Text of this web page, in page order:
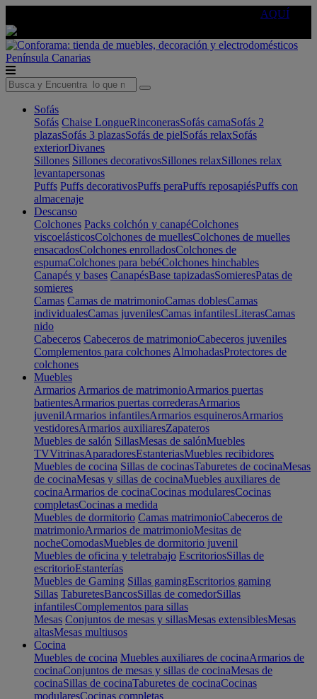
AQUÍ
Península Canarias
Sofás
Sofás Chaise LongueRinconerasSofás camaSofás 2
plazasSofás 3 plazasSofás de pielSofás relaxSofás
exteriorDivanes
Sillones Sillones decorativosSillones relaxSillones relax
levantapersonas
Puffs Puffs decorativosPuffs peraPuffs reposapiésPuffs con
almacenaje
Descanso
Colchones Packs colchón y canapéColchones
viscoelásticosColchones de muellesColchones de muelles
ensacadosColchones enrolladosColchones de
espumaColchones para bebéColchones hinchables
Canapés y bases CanapésBase tapizadasSomieresPatas de
somieres
Camas Camas de matrimonioCamas doblesCamas
individualesCamas juvenilesCamas infantilesLiterasCamas
nido
Cabeceros Cabeceros de matrimonioCabeceros juveniles
Complementos para colchones AlmohadasProtectores de
colchones
Muebles
Armarios Armarios de matrimonioArmarios puertas
batientesArmarios puertas correderasArmarios
juvenilArmarios infantilesArmarios esquinerosArmarios
vestidoresArmarios auxiliaresZapateros
Muebles de salón SillasMesas de salónMuebles
TVVitrinasAparadoresEstanteriasMuebles recibidores
Muebles de cocina Sillas de cocinasTaburetes de cocinaMesas
de cocinaMesas y sillas de cocinaMuebles auxiliares de
cocinaArmarios de cocinaCocinas modularesCocinas
completasCocinas a medida
Muebles de dormitorio Camas matrimonioCabeceros de
matrimonioArmarios de matrimonioMesitas de
nocheComodasMuebles de dormitorio juvenil
Muebles de oficina y teletrabajo EscritoriosSillas de
escritorioEstanterías
Muebles de Gaming Sillas gamingEscritorios gaming
Sillas TaburetesBancosSillas de comedorSillas
infantilesComplementos para sillas
Mesas Conjuntos de mesas y sillasMesas extensiblesMesas
altasMesas multiusos
Cocina
Muebles de cocina Muebles auxiliares de cocinaArmarios de
cocinaConjuntos de mesas y sillas de cocinaMesas de
cocinaSillas de cocinaTaburetes de cocinaCocinas
modularesCocinas completas